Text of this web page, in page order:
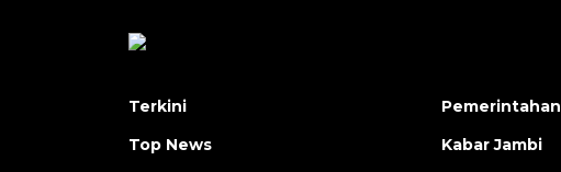
Terkini
Top News
Pemerintahan
Kabar Jambi